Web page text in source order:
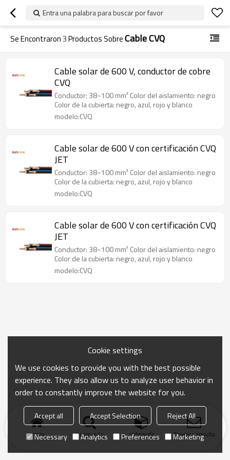
Entra una palabra para buscar por favor
Se Encontraron3Productos SobreCable CVQ
Cable solar de 600 V, conductor de cobre
CVQ
Conductor: 38~100 mm² Color del aislamiento: negro
Color de la cubierta: negro, azul, rojo y blanco
modelo:CVQ
Cable solar de 600 V con certificación CVQ
JET
Conductor: 38~100 mm² Color del aislamiento: negro
Color de la cubierta: negro, azul, rojo y blanco
modelo:CVQ
Cable solar de 600 V con certificación CVQ
JET
Conductor: 38~100 mm² Color del aislamiento: negro
Color de la cubierta: negro, azul, rojo y blanco
modelo:CVQ
Inicio búsqueda categoría Enviar consulta
Cookie settings
We use cookies to provide you with the best possible
experience. They also allow us to analyze user behavior in
order to constantly improve the website for you.
Accept all Accept Selection
Reject All
Necessary
Analytics Preferences Marketing